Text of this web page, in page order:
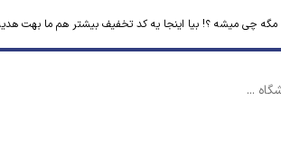
مگه چی میشه ؟! بیا اینجا یه کد تخفیف بیشتر هم ما بهت